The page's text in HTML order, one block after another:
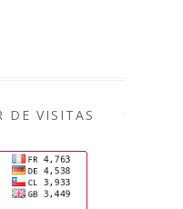
DE VISITAS